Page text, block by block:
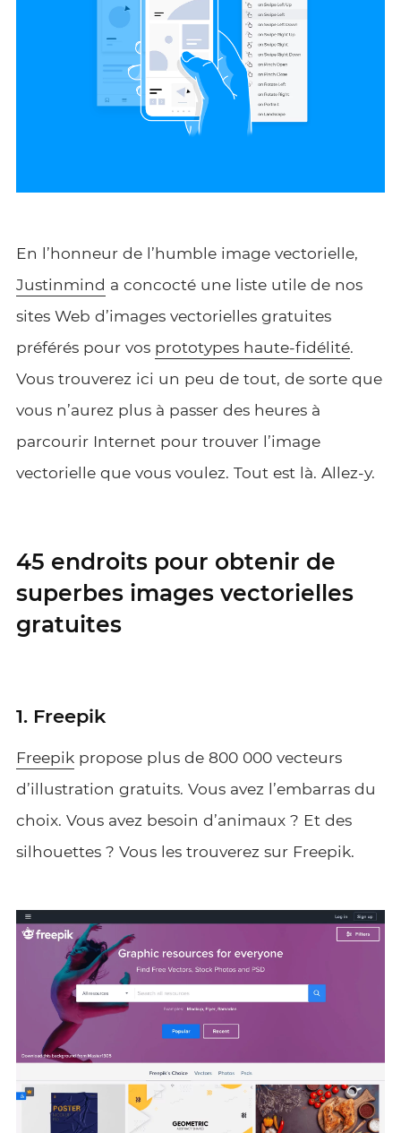
En l’honneur de l’humble image vectorielle,
Justinmind a concocté une liste utile de nos
sites Web d’images vectorielles gratuites
préférés pour vos prototypes haute-fidélité.
Vous trouverez ici un peu de tout, de sorte que
vous n’aurez plus à passer des heures à
parcourir Internet pour trouver l’image
vectorielle que vous voulez. Tout est là. Allez-y.
45 endroits pour obtenir de
superbes images vectorielles
gratuites
1. Freepik
Freepikpropose plus de 800 000 vecteurs
d’illustration gratuits. Vous avez l’embarras du
choix. Vous avez besoin d’animaux ? Et des
silhouettes ? Vous les trouverez sur Freepik.